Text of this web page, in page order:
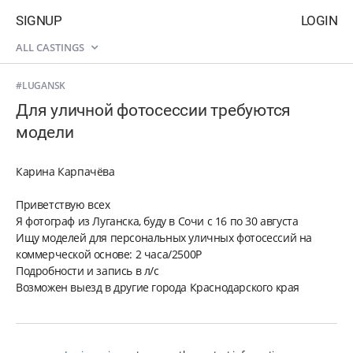
LOGIN
SIGNUP
ALL CASTINGS
#LUGANSK
Для уличной фотосессии требуются
модели
Карина Карпачёва
Приветствую всех
Я фотограф из Луганска, буду в Сочи с 16 по 30 августа
Ищу моделей для персональных уличных фотосессий на
коммерческой основе: 2 часа/2500Р
Подробности и запись в л/с
Возможен выезд в другие города Краснодарского края